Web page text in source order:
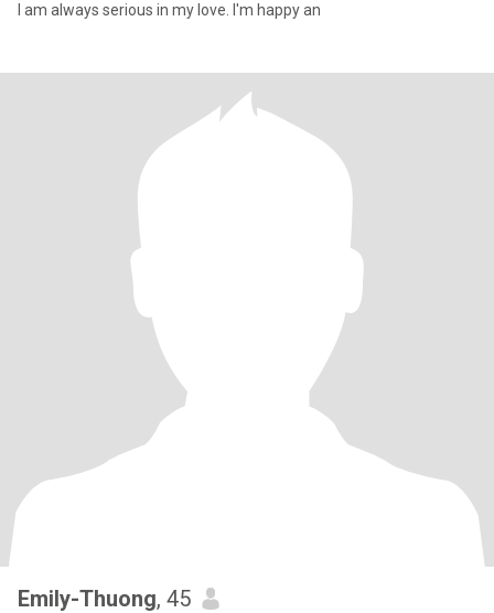
I am always serious in my love. I'm happy an
Emily-Thuong, 45